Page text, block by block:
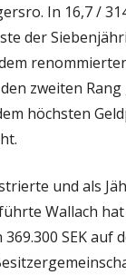
In 16,7 /
der
zweiten
höchsten
und als
Wallach
SEK auf